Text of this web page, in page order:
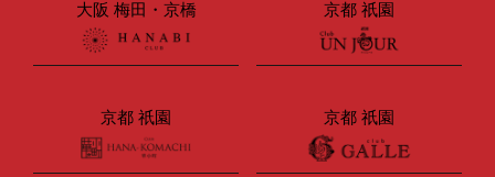
大阪 梅田・京橋 京都 祇園
京都 祇園 京都 祇園